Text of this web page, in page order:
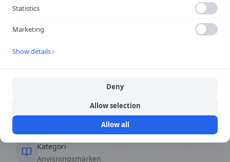
Snabbfakta
Form
Blå bakgrund, vita symboler
Kategori
Anvisningsmärken
Statistics
Marketing
Show details ›
Deny
Allow selection
Allow all